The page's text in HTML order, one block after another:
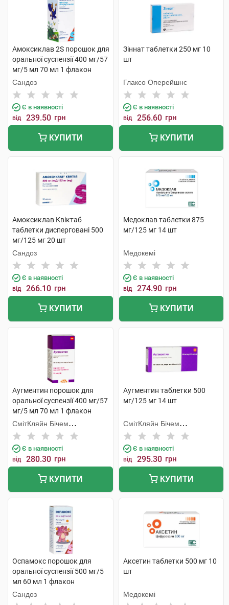
Амоксиклав 2S порошок для
оральної суспензії 400 мг/57
мг/5 мл 70 мл 1 флакон
Сандоз
Є в наявності
від 239.50 грн
КУПИТИ
Зіннат таблетки 250 мг 10
шт
Глаксо Оперейшнс
Є в наявності
від 256.60 грн
КУПИТИ
Амоксиклав Квіктаб
таблетки дисперговані 500
мг/125 мг 20 шт
Сандоз
Є в наявності
від 266.10 грн
КУПИТИ
Медоклав таблетки 875
мг/125 мг 14 шт
Медокемі
Є в наявності
від 274.90 грн
КУПИТИ
Аугментин порошок для
оральної суспензії 400 мг/57
мг/5 мл 70 мл 1 флакон
СмітКляйн Бічем
Фармасьютикалс
Є в наявності
від 280.30 грн
КУПИТИ
Аугментин таблетки 500
мг/125 мг 14 шт
СмітКляйн Бічем
Фармасьютикалс
Є в наявності
від 295.30 грн
КУПИТИ
Оспамокс порошок для
оральної суспензії 500 мг/5
мл 60 мл 1 флакон
Сандоз
Аксетин таблетки 500 мг 10
шт
Медокемі